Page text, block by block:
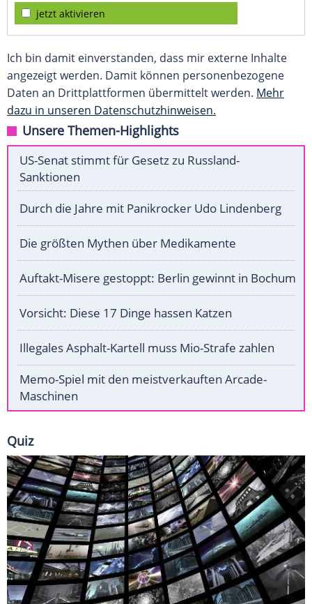
jetzt aktivieren
Ich bin damit einverstanden, dass mir externe Inhalte
angezeigt werden. Damit können personenbezogene
Daten an Drittplattformen übermittelt werden. Mehr
dazu in unseren Datenschutzhinweisen.
Unsere Themen-Highlights
US-Senat stimmt für Gesetz zu Russland-
Sanktionen
Durch die Jahre mit Panikrocker Udo Lindenberg
Die größten Mythen über Medikamente
Auftakt-Misere gestoppt: Berlin gewinnt in Bochum
Vorsicht: Diese 17 Dinge hassen Katzen
Illegales Asphalt-Kartell muss Mio-Strafe zahlen
Memo-Spiel mit den meistverkauften Arcade-
Maschinen
Quiz